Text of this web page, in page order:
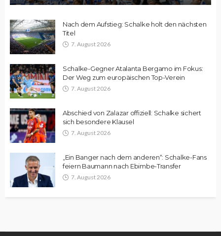
Nach dem Aufstieg: Schalke holt den nächsten
Titel
7. August 2026
Schalke-Gegner Atalanta Bergamo im Fokus:
Der Weg zum europäischen Top-Verein
7. August 2026
Abschied von Zalazar offiziell: Schalke sichert
sich besondere Klausel
7. August 2026
„Ein Banger nach dem anderen“: Schalke-Fans
feiern Baumann nach Ebimbe-Transfer
7. August 2026